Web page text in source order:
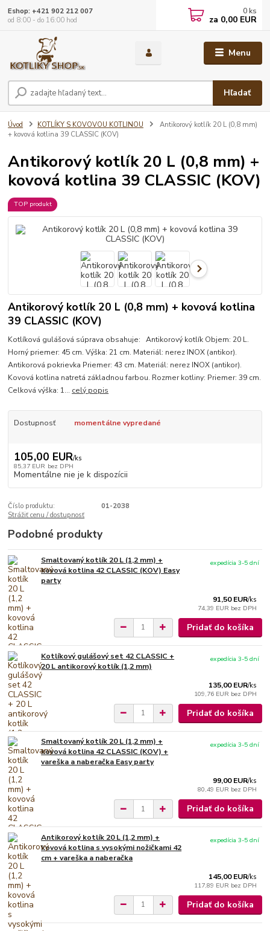
Menu
Hľadať
Eshop: +421 902 212 007
od 8:00 - do 16:00 hod
0 ks
za 0,00 EUR
Úvod KOTLÍKY S KOVOVOU KOTLINOU
Antikorový kotlík 20 L (0,8 mm)
+ kovová kotlina 39 CLASSIC (KOV)
Antikorový kotlík 20 L (0,8 mm) +
kovová kotlina 39 CLASSIC (KOV)
TOP produkt
Antikorový kotlík 20 L (0,8 mm) + kovová kotlina
39 CLASSIC (KOV)
Kotlíková gulášová súprava obsahuje: Antikorový kotlík Objem: 20 L.
Horný priemer: 45 cm. Výška: 21 cm. Materiál: nerez INOX (antikor).
Antikorová pokrievka Priemer: 43 cm. Materiál: nerez INOX (antikor).
Kovová kotlina natretá základnou farbou. Rozmer kotliny: Priemer: 39 cm.
Celková výška: 1... celý popis
Dostupnosť momentálne vypredané
105,00 EUR/ks
85,37 EUR bez DPH
Momentálne nie je k dispozícii
Číslo produktu:
01-2038
Strážiť cenu / dostupnosť
Podobné produkty
Smaltovaný kotlík 20 L (1,2 mm) +
kovová kotlina 42 CLASSIC (KOV) Easy
party
91,50 EUR/ks
74,39 EUR bez DPH
expedícia 3-5 dní
Pridať do košíka
Kotlíkový gulášový set 42 CLASSIC +
20 L antikorový kotlík (1,2 mm)
135,00 EUR/ks
109,76 EUR bez DPH
expedícia 3-5 dní
Pridať do košíka
Smaltovaný kotlík 20 L (1,2 mm) +
kovová kotlina 42 CLASSIC (KOV) +
vareška a naberačka Easy party
99,00 EUR/ks
80,49 EUR bez DPH
expedícia 3-5 dní
Pridať do košíka
Antikorový kotlík 20 L (1,2 mm) +
kovová kotlina s vysokými nožičkami 42
cm + vareška a naberačka
145,00 EUR/ks
117,89 EUR bez DPH
expedícia 3-5 dní
Pridať do košíka